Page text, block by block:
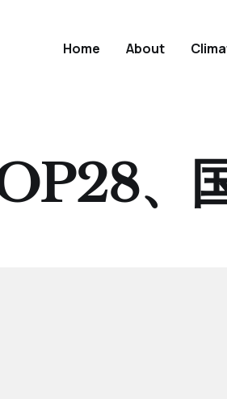
Home About
、